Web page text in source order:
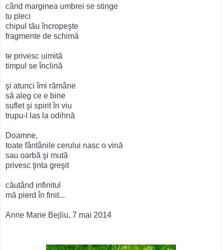
când marginea umbrei se stinge
tu pleci
chipul tău încropeşte
fragmente de schimă
te privesc uimită
timpul se înclină
şi atunci îmi rămâne
să aleg ce e bine
suflet şi spirit în viu
trupu-l las la odihnă
Doamne,
toate fântânile cerului nasc o vină
sau oarbă şi mută
privesc ţinta greşit
căutând infinitul
mă pierd în finit...
Anne Marie Bejliu, 7 mai 2014